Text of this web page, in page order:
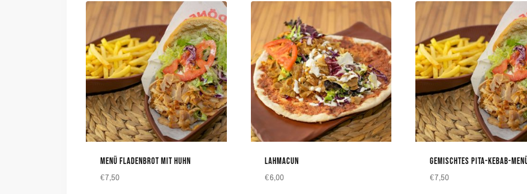
MENÜ FLADENBROT MIT HUHN
€ 7,50
LAHMACUN
€6,00
GEMISCHTES PITA-KEBAB-
€ 7,50